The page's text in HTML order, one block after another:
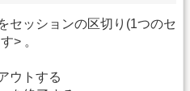
セッションの区切り(1つのセ
> 。
ウトする